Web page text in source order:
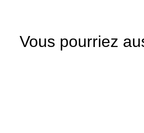
Vous pourriez